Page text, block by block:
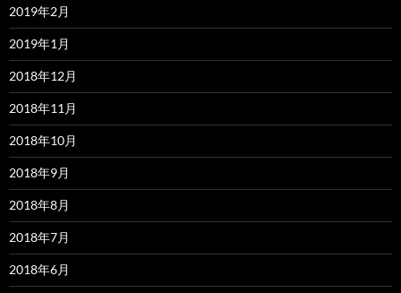
2019年2月
2019年1月
2018年12月
2018年11月
2018年10月
2018年9月
2018年8月
2018年7月
2018年6月